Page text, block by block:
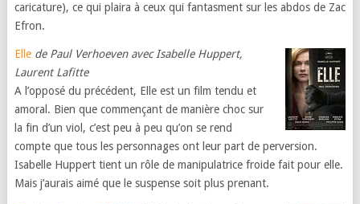
caricature), ce qui plaira à ceux qui fantasment sur les abdos de Zac
Efron.
Elle de Paul Verhoeven avec Isabelle Huppert,
Laurent Lafitte
A l’opposé du précédent, Elle est un film tendu et
amoral. Bien que commençant de manière choc sur
la fin d’un viol, c’est peu à peu qu’on se rend
compte que tous les personnages ont leur part de perversion.
Isabelle Huppert tient un rôle de manipulatrice froide fait pour elle.
Mais j’aurais aimé que le suspense soit plus prenant.